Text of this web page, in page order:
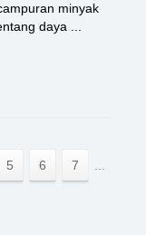
minyak
daya ...
5 6 7